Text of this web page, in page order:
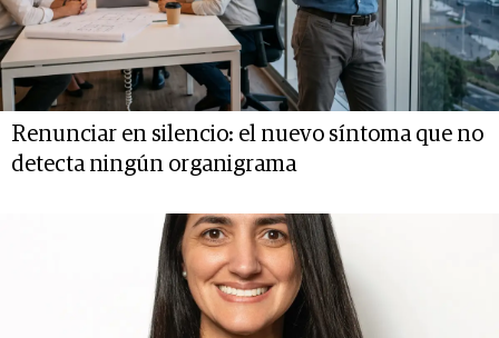
Renunciar en silencio: el nuevo síntoma que no
detecta ningún organigrama